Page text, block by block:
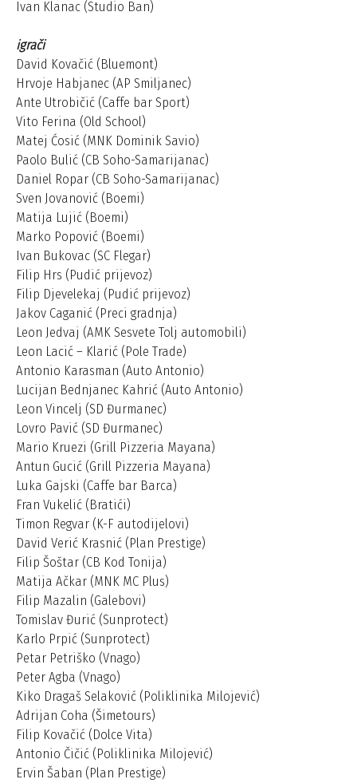
Ivan Klanac (Studio Ban)
igrači
David Kovačić (Bluemont)
Hrvoje Habjanec (AP Smiljanec)
Ante Utrobičić (Caffe bar Sport)
Vito Ferina (Old School)
Matej Ćosić (MNK Dominik Savio)
Paolo Bulić (CB Soho-Samarijanac)
Daniel Ropar (CB Soho-Samarijanac)
Sven Jovanović (Boemi)
Matija Lujić (Boemi)
Marko Popović (Boemi)
Ivan Bukovac (SC Flegar)
Filip Hrs (Pudić prijevoz)
Filip Djevelekaj (Pudić prijevoz)
Jakov Caganić (Preci gradnja)
Leon Jedvaj (AMK Sesvete Tolj automobili)
Leon Lacić – Klarić (Pole Trade)
Antonio Karasman (Auto Antonio)
Lucijan Bednjanec Kahrić (Auto Antonio)
Leon Vincelj (SD Đurmanec)
Lovro Pavić (SD Đurmanec)
Mario Kruezi (Grill Pizzeria Mayana)
Antun Gucić (Grill Pizzeria Mayana)
Luka Gajski (Caffe bar Barca)
Fran Vukelić (Bratići)
Timon Regvar (K-F autodijelovi)
David Verić Krasnić (Plan Prestige)
Filip Šoštar (CB Kod Tonija)
Matija Ačkar (MNK MC Plus)
Filip Mazalin (Galebovi)
Tomislav Đurić (Sunprotect)
Karlo Prpić (Sunprotect)
Petar Petriško (Vnago)
Peter Agba (Vnago)
Kiko Dragaš Selaković (Poliklinika Milojević)
Adrijan Coha (Šimetours)
Filip Kovačić (Dolce Vita)
Antonio Čičić (Poliklinika Milojević)
Ervin Šaban (Plan Prestige)